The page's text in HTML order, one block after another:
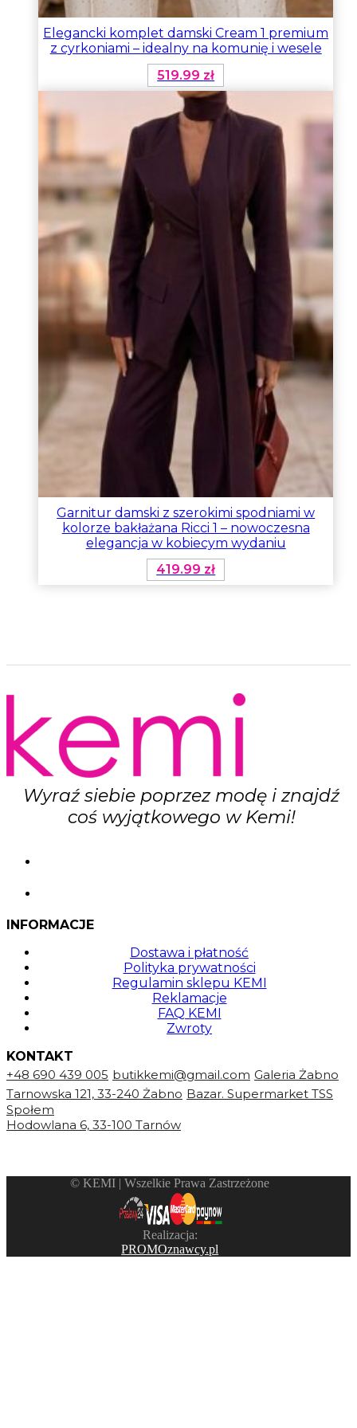
Elegancki komplet damski Cream 1 premium
z cyrkoniami – idealny na komunię i wesele
519.99 zł
Ten
produkt
ma
wiele
wariantów.
Opcje
można
produktu
Garnitur damski z szerokimi spodniami w
kolorze bakłażana Ricci 1 – nowoczesna
elegancja w kobiecym wydaniu
419.99 zł
Opcje
na
stronie
produktu
Wyraź siebie poprzez modę i znajdź
coś wyjątkowego w Kemi!
INFORMACJE
Dostawa i płatność
Polityka prywatności
Regulamin sklepu KEMI
Reklamacje
FAQ KEMI
Zwroty
KONTAKT
+48 690 439 005 butikkemi@gmail.com Galeria Żabno
Tarnowska 121, 33-240 Żabno Bazar. Supermarket TSS
Społem
Hodowlana 6, 33-100 Tarnów
©️ KEMI | Wszelkie Prawa Zastrzeżone
Realizacja:
PROMOznawcy.pl